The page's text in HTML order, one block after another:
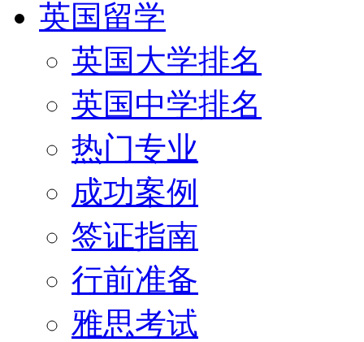
英国留学
英国大学排名
英国中学排名
热门专业
成功案例
签证指南
行前准备
雅思考试